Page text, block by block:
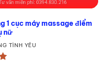
1 cục máy massage điểm
nữ
TÌNH YÊU